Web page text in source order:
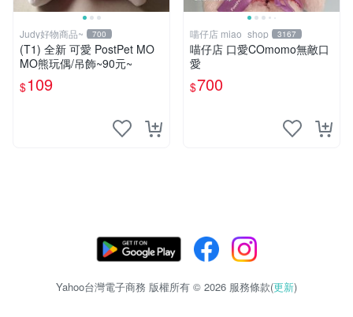
Judy好物商品~ 700
(T1) 全新 可愛 PostPet MO
MO熊玩偶/吊飾~90元~
$109
喵仔店 miao_shop 3167
喵仔店 口愛COmomo無敵口
愛
$700
Yahoo台灣電子商務 版權所有 © 2026 服務條款(更新)